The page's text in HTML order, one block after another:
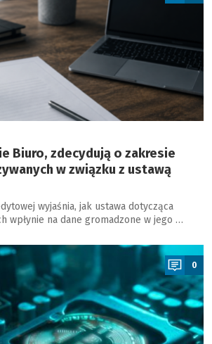
Biuro, zdecydują o zakresie
w związku z ustawą
wyjaśnia, jak ustawa dotycząca
wpłynie na dane gromadzone w jego …
0